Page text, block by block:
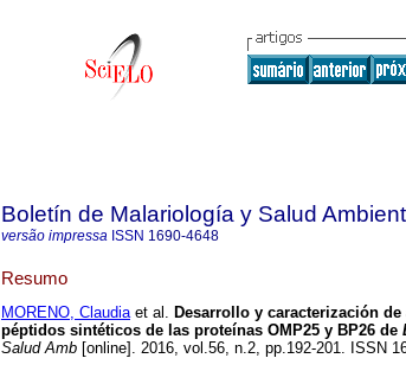
Boletín de Malariología y Salud
versão impressa ISSN 1690-4648
Resumo
MORENO, Claudiaet al. Desarrollo y caracterización
péptidos sintéticos de las proteínas OMP25 y BP26 de
Salud Amb [online]. 2016, vol.56, n.2, pp.192-201. ISSN